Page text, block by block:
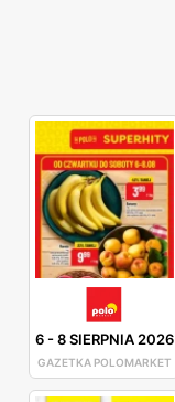
6-8 SIERPNIA 2026
GAZETKA POLOMARKET